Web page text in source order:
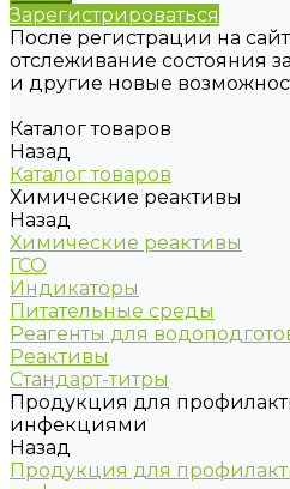
Зарегистрироваться
После регистрации на
отслеживание состояния
и другие новые
Каталог товаров
Назад
Каталог товаров
Химические реактивы
Назад
Химические реактивы
ГСО
Индикаторы
Питательные среды
Реагенты для
Реактивы
Стандарт-титры
Продукция для
инфекциями
Назад
Продукция для